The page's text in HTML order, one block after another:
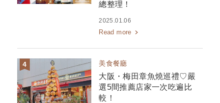
總整理！
2025.01.06
Read more
美食餐廳
大阪・梅田章魚燒巡禮♡嚴
選5間推薦店家一次吃遍比
較！